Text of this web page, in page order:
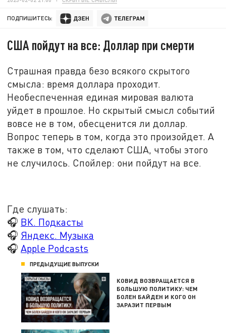
ПОДПИШИТЕСЬ:
США пойдут на все: Доллар при смерти
Страшная правда безо всякого скрытого
смысла: время доллара проходит.
Необеспеченная единая мировая валюта
уйдет в прошлое. Но скрытый смысл событий
вовсе не в том, обесценится ли доллар.
Вопрос теперь в том, когда это произойдет. А
также в том, что сделают США, чтобы этого
не случилось. Спойлер: они пойдут на все.
Где слушать:
🎧 ВК. Подкасты
🎧 Яндекс. Музыка
🎧Apple Podcasts
ПРЕДЫДУЩИЕ ВЫПУСКИ
КОВИД ВОЗВРАЩАЕТСЯ В
БОЛЬШУЮ ПОЛИТИКУ: ЧЕМ
БОЛЕН БАЙДЕН И КОГО ОН
ЗАРАЗИТ ПЕРВЫМ